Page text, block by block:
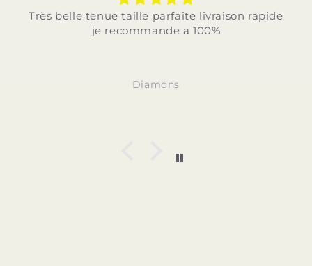
livraison rapide
Très belle tenue taille
rapide je